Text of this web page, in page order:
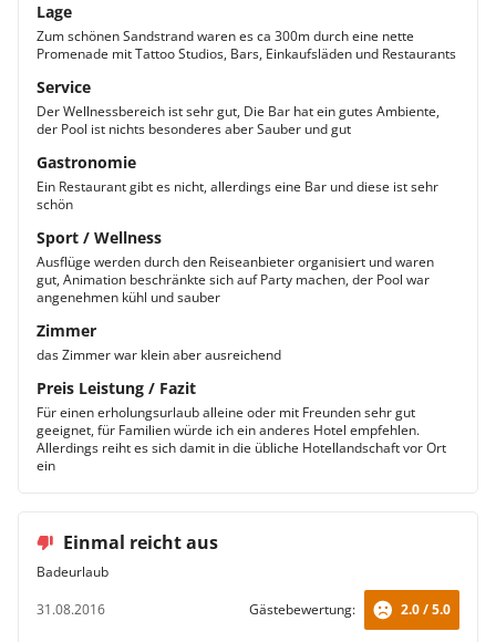
Lage
Zum schönen Sandstrand waren es ca 300m durch eine nette
Promenade mit Tattoo Studios, Bars, Einkaufsläden und Restaurants
Service
Der Wellnessbereich ist sehr gut, Die Bar hat ein gutes Ambiente,
der Pool ist nichts besonderes aber Sauber und gut
Gastronomie
Ein Restaurant gibt es nicht, allerdings eine Bar und diese ist sehr
schön
Sport / Wellness
Ausflüge werden durch den Reiseanbieter organisiert und waren
gut, Animation beschränkte sich auf Party machen, der Pool war
angenehmen kühl und sauber
Zimmer
das Zimmer war klein aber ausreichend
Preis Leistung / Fazit
Für einen erholungsurlaub alleine oder mit Freunden sehr gut
geeignet, für Familien würde ich ein anderes Hotel empfehlen.
Allerdings reiht es sich damit in die übliche Hotellandschaft vor Ort
ein
Einmal reicht aus
Badeurlaub
31.08.2016
Gästebewertung: 2.0 / 5.0